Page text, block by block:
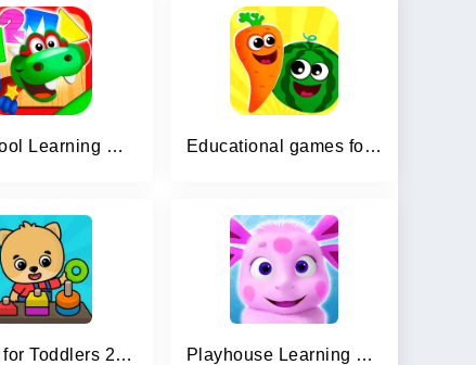
Preschool Learning Games Educational games for toddlers
Games for Toddlers 2 Years Old Playhouse Learning games Kids